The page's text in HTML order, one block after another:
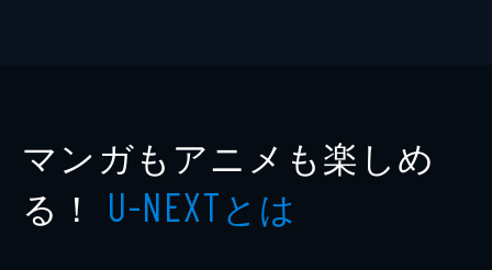
マンガもアニメも楽しめ
る！ U-NEXTとは